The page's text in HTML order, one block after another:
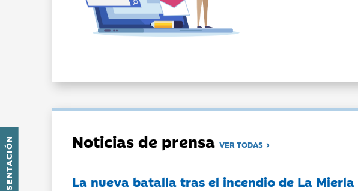
PRESENTACIÓN Noticias de prensaVER TODAS
La nueva batalla tras el incendio de La Mierla